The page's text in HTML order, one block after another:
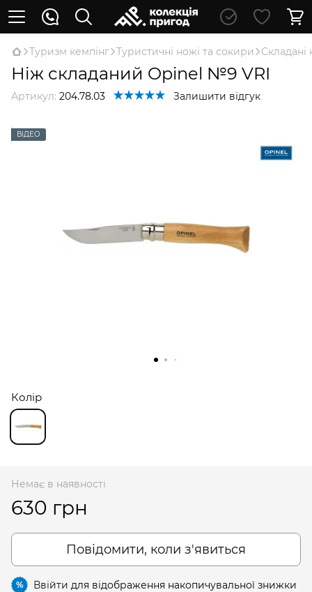
Туризм кемпінг Туристичні ножі та сокири Складані
Ніж складаний Opinel №9 VRI
Артикул: 204.78.03 Залишити відгук
ВІДЕО
Колір
Немає в наявності
630 грн
Повідомити, коли з'явиться
% Ввійти для відображення накопичувальної знижки